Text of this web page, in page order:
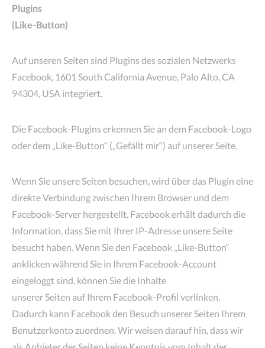
Plugins
(Like-Button)
Auf unseren Seiten sind Plugins des sozialen Netzwerks
Facebook, 1601 South California Avenue, Palo Alto, CA
94304, USA integriert.
Die Facebook-Plugins erkennen Sie an dem Facebook-Logo
oder dem „Like-Button“ („Gefällt mir“) auf unserer Seite.
Wenn Sie unsere Seiten besuchen, wird über das Plugin eine
direkte Verbindung zwischen Ihrem Browser und dem
Facebook-Server hergestellt. Facebook erhält dadurch die
Information, dass Sie mit Ihrer IP-Adresse unsere Seite
besucht haben. Wenn Sie den Facebook „Like-Button“
anklicken während Sie in Ihrem Facebook-Account
eingeloggt sind, können Sie die Inhalte
unserer Seiten auf Ihrem Facebook-Profil verlinken.
Dadurch kann Facebook den Besuch unserer Seiten Ihrem
Benutzerkonto zuordnen. Wir weisen darauf hin, dass wir